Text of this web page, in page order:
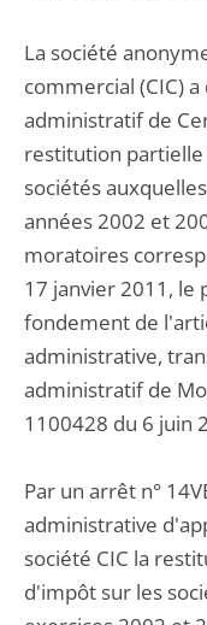
La société
commercial (CIC)
administratif de
restitution
sociétés
années 2002 et
moratoires
17 janvier 2011, le
fondement de
administrative,
administratif de
1100428 du 6 juin
Par un arrêt n°
administrative
société CIC la
d'impôt sur les